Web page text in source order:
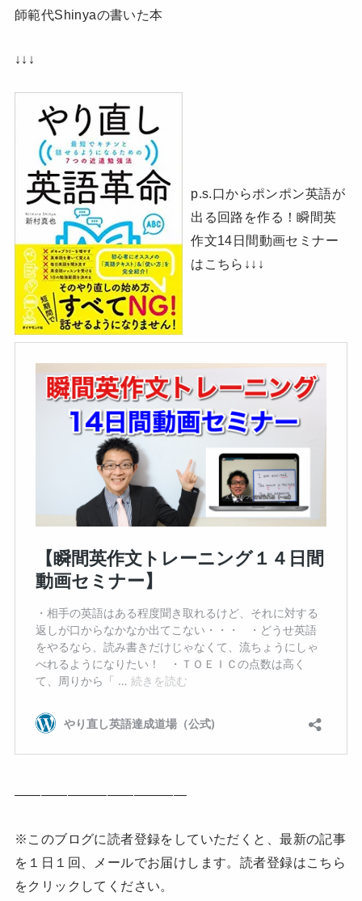
師範代Shinyaの書いた本
↓↓↓
p.s.口からポンポン英語が
出る回路を作る！瞬間英
作文14日間動画セミナー
はこちら↓↓↓
—————————————
※このブログに読者登録をしていただくと、最新の記事
を１日１回、メールでお届けします。読者登録はこちら
をクリックしてください。